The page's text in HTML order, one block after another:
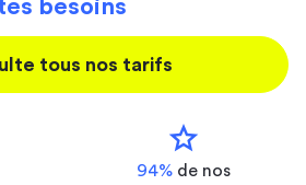
besoins
tous nos tarifs
star
94% de nos